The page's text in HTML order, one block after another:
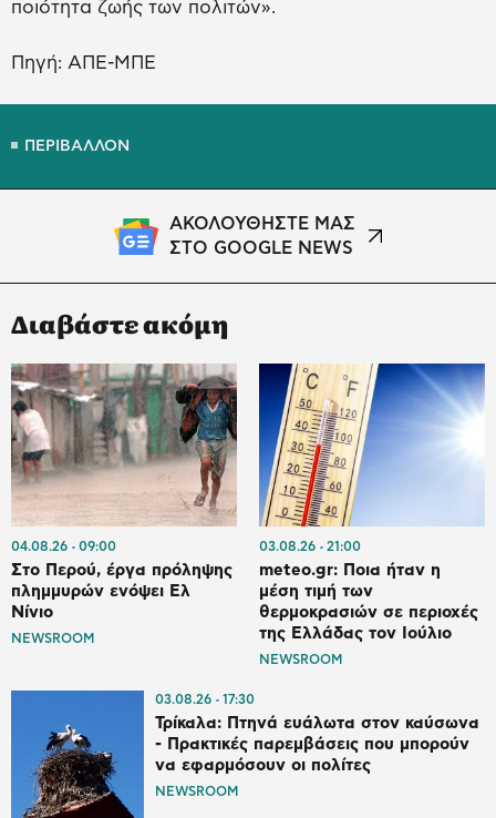
ποιότητα ζωής των πολιτών».
Πηγή: ΑΠΕ-ΜΠΕ
ΠΕΡΙΒΑΛΛΟΝ
ΑΚΟΛΟΥΘΗΣΤΕ ΜΑΣ
ΣΤΟ GOOGLE NEWS
Διαβάστε ακόμη
04.08.26 09:00
Στο Περού, έργα πρόληψης
πλημμυρών ενόψει Ελ
Νίνιο
NEWSROOM
03.08.26 21:00
meteo.gr: Ποια ήταν η
μέση τιμή των
θερμοκρασιών σε περιοχές
της Ελλάδας τον Ιούλιο
NEWSROOM
03.08.26 17:30
Τρίκαλα: Πτηνά ευάλωτα στον καύσωνα
- Πρακτικές παρεμβάσεις που μπορούν
να εφαρμόσουν οι πολίτες
NEWSROOM